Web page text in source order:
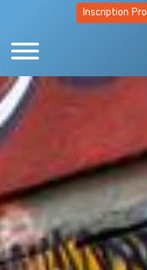
Inscription Pro